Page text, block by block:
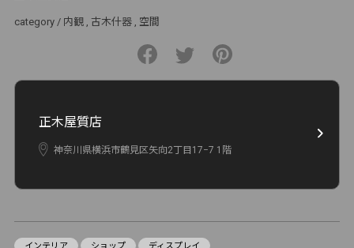
category / 内観 古木什器 空間
正木屋質店
神奈川県横浜市鶴見区矢向2丁目17−7 1階
インテリア ショップ ディスプレイ